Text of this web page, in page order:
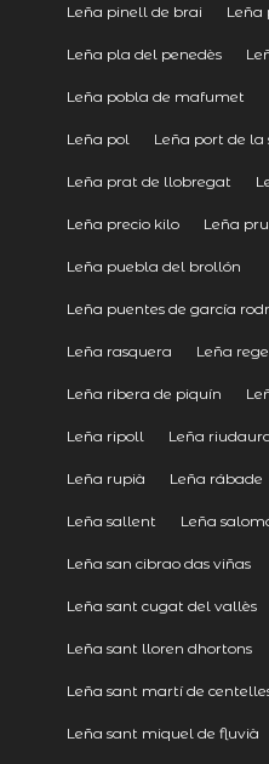
Leña pinell de brai Leña
Leña pla del penedès
Leña pobla de mafumet
Leña pol Leña port de la
Leña prat de llobregat
Leña precio kilo Leña
Leña puebla del brollón
Leña puentes de garcía
Leña rasquera Leña
Leña ribera de piquín
Leña ripoll Leña
Leña rupià Leña rábade
Leña sallent Leña
Leña san cibrao das viñas
Leña sant cugat del vallès
Leña sant lloren dhortons
Leña sant martí de
Leña sant miquel de fluvià